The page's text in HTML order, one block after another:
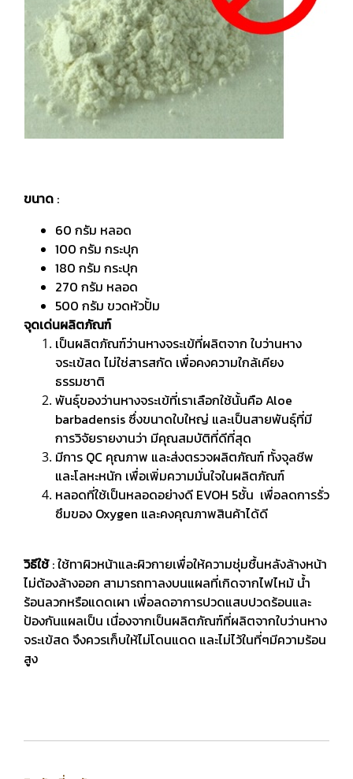
ขนาด :
60 กรัม หลอด
100 กรัม กระปุก
180 กรัม กระปุก
270 กรัม หลอด
500 กรัม ขวดหัวปั้ม
จุดเด่นผลิตภัณฑ์
เป็นผลิตภัณฑ์ว่านหางจระเข้ที่ผลิตจาก ใบว่านหาง
จระเข้สด ไม่ใช่สารสกัด เพื่อคงความใกล้เคียง
ธรรมชาติ
พันธุ์ของว่านหางจระเข้ที่เราเลือกใช้นั้นคือ Aloe
barbadensis ซึ่งขนาดใบใหญ่ และเป็นสายพันธุ์ที่มี
การวิจัยรายงานว่า มีคุณสมบัติที่ดีที่สุด
มีการ QC คุณภาพ และส่งตรวจผลิตภัณฑ์ ทั้งจุลชีพ
และโลหะหนัก เพื่อเพิ่มความมั่นใจในผลิตภัณฑ์
หลอดที่ใช้เป็นหลอดอย่างดี EVOH 5ชั้น เพื่อลดการรั่ว
ซึมของ Oxygen และคงคุณภาพสินค้าได้ดี
วิธีใช้: ใช้ทาผิวหน้าและผิวกายเพื่อให้ความชุ่มชื้นหลังล้างหน้า
ไม่ต้องล้างออก สามารถทาลงบนแผลที่เกิดจากไฟไหม้ น้ำ
ร้อนลวกหรือแดดเผา เพื่อลดอาการปวดแสบปวดร้อนและ
ป้องกันแผลเป็น เนื่องจากเป็นผลิตภัณฑ์ที่ผลิตจากใบว่านหาง
จระเข้สด จึงควรเก็บให้ไม่โดนแดด และไม่ไว้ในที่ๆมีความร้อน
สูง